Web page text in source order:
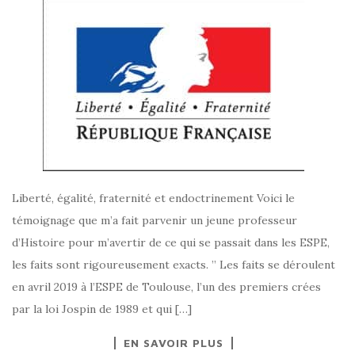
Liberté, égalité, fraternité et endoctrinement Voici le
témoignage que m’a fait parvenir un jeune professeur
d’Histoire pour m’avertir de ce qui se passait dans les ESPE,
les faits sont rigoureusement exacts. ” Les faits se déroulent
en avril 2019 à l’ESPE de Toulouse, l’un des premiers crées
par la loi Jospin de 1989 et qui […]
EN SAVOIR PLUS